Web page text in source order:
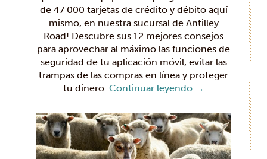
de 47 000 tarjetas de crédito y débito aquí
mismo, en nuestra sucursal de Antilley
Road! Descubre sus 12 mejores consejos
para aprovechar al máximo las funciones de
seguridad de tu aplicación móvil, evitar las
trampas de las compras en línea y proteger
tu dinero. Continuar leyendo →